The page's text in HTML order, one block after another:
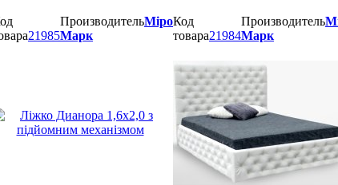
21985
ПроизводительМіро
Марк
Код
товара21984
Производитель
Марк